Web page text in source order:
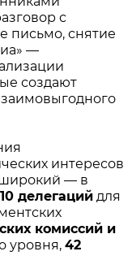
с
письмо, снятие
—
создают
интересов
— в
10 делегаций для
комиссий и
уровня, 42